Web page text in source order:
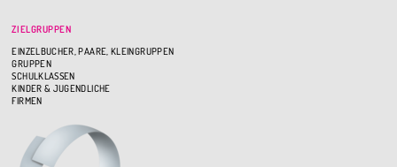
ZIELGRUPPEN
EINZELBUCHER, PAARE, KLEINGRUPPEN
GRUPPEN
SCHULKLASSEN
KINDER & JUGENDLICHE
FIRMEN